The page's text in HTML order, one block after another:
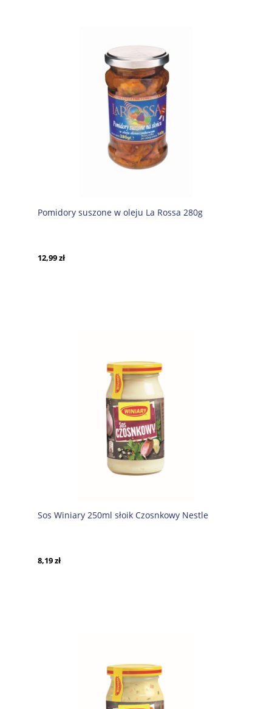
Pomidory suszone w oleju La Rossa 280g
12,99 zł
Sos Winiary 250ml słoik Czosnkowy Nestle
8,19 zł